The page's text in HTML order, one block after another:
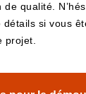
qualité.
si vous
projet.